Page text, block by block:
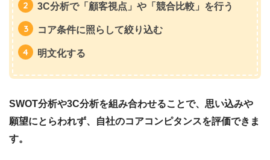
3C分析で「顧客視点」や「競合比較」を行う
コア条件に照らして絞り込む
明文化する
SWOT分析や3C分析を組み合わせることで、思い込みや
願望にとらわれず、自社のコアコンピタンスを評価できま
す。